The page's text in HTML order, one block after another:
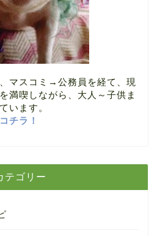
マスコミ→公務員を経て、現
満喫しながら、大人～子供ま
います。
チラ！
テゴリー